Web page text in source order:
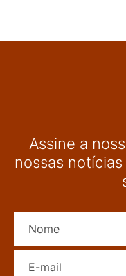
Assine a
nossas